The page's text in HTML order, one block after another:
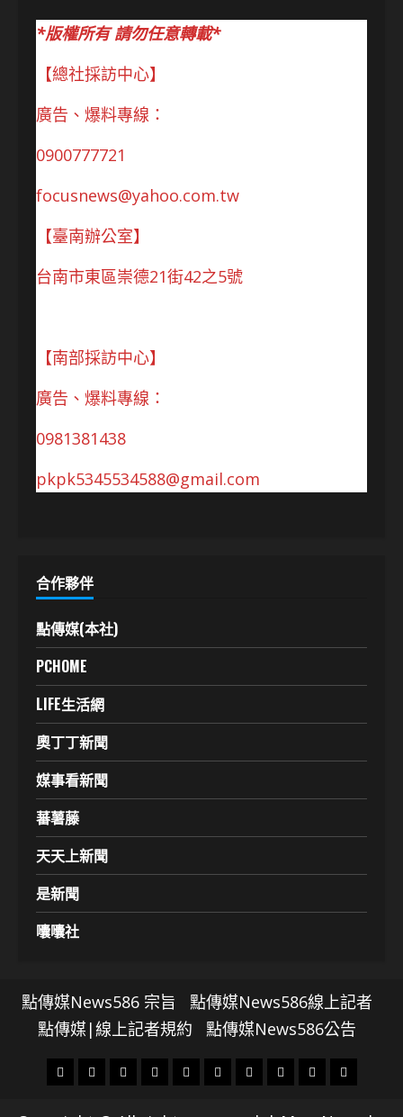
*版權所有 請勿任意轉載*
【總社採訪中心】
廣告、爆料專線：
0900777721
focusnews@yahoo.com.tw
【臺南辦公室】
台南市東區崇德21街42之5號
【南部採訪中心】
廣告、爆料專線：
0981381438
pkpk5345534588@gmail.com
合作夥伴
點傳媒(本社)
PCHOME
LIFE生活網
奧丁丁新聞
媒事看新聞
蕃薯藤
天天上新聞
是新聞
囔囔社
點傳媒News586 宗旨
點傳媒News586線上記者
點傳媒|線上記者規約
點傳媒News586公告
頭
財
地
文
專
娛
政
國
運
生